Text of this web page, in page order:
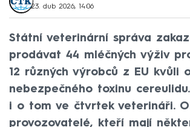
23. dub 2026, 14:06
Státní veterinární správa
prodávat 44 mléčných výživ
12 různých výrobců z EU kvůli
nebezpečného toxinu
i o tom ve čtvrtek veterináři.
provozovatelé, kteří mají